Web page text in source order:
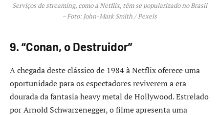
Serviços de streaming, como a Netflix, têm se popularizado no Brasil
– Foto: John-Mark Smith / Pexels
9. “Conan, o Destruidor”
A chegada deste clássico de 1984 à Netflix oferece uma
oportunidade para os espectadores reviverem a era
dourada da fantasia heavy metal de Hollywood. Estrelado
por Arnold Schwarzenegger, o filme apresenta uma